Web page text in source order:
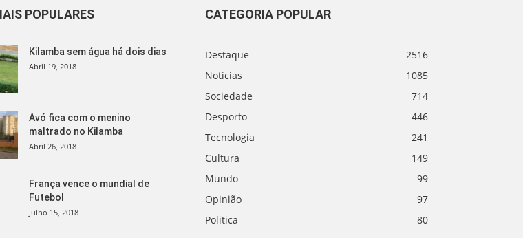
POPULARES
Kilamba sem água há dois dias
Abril 19, 2018
Avó fica com o menino
maltrado no Kilamba
Abril 26, 2018
França vence o mundial de
Futebol
Julho 15, 2018
CATEGORIA POPULAR
Destaque
2516
Noticias
1085
Sociedade
714
Desporto
446
Tecnologia
241
Cultura
149
Mundo
99
Opinião
97
Politica
80